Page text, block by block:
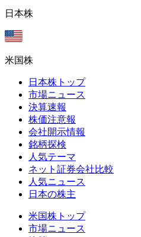
日本株
米国株
日本株トップ
市場ニュース
決算速報
株価注意報
会社開示情報
銘柄探検
人気テーマ
ネット証券会社比較
人気ニュース
日本の株主
米国株トップ
市場ニュース